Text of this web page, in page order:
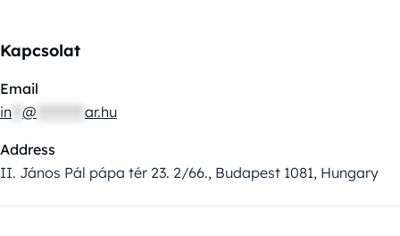
Kapcsolat
Email
in @ ar.hu
Address
II. János Pál pápa tér 23. 2/66., Budapest 1081, Hungary